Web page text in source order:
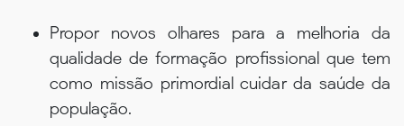
Propor novos olhares para a melhoria da
qualidade de formação profissional que tem
como missão primordial cuidar da saúde da
população.